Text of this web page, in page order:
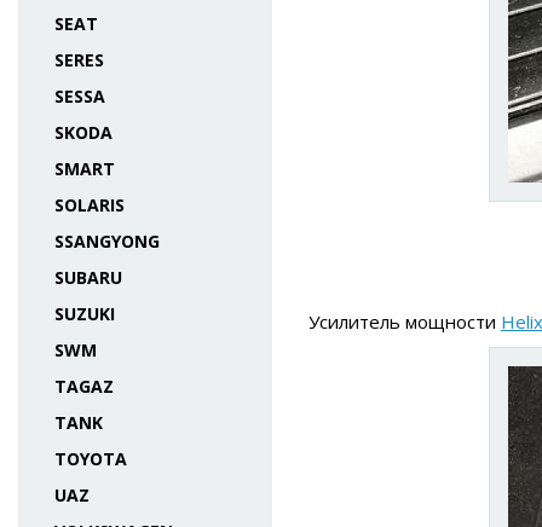
SEAT
SERES
SESSA
SKODA
SMART
SOLARIS
SSANGYONG
SUBARU
SUZUKI
SWM
TAGAZ
TANK
TOYOTA
UAZ
Усилитель мощности